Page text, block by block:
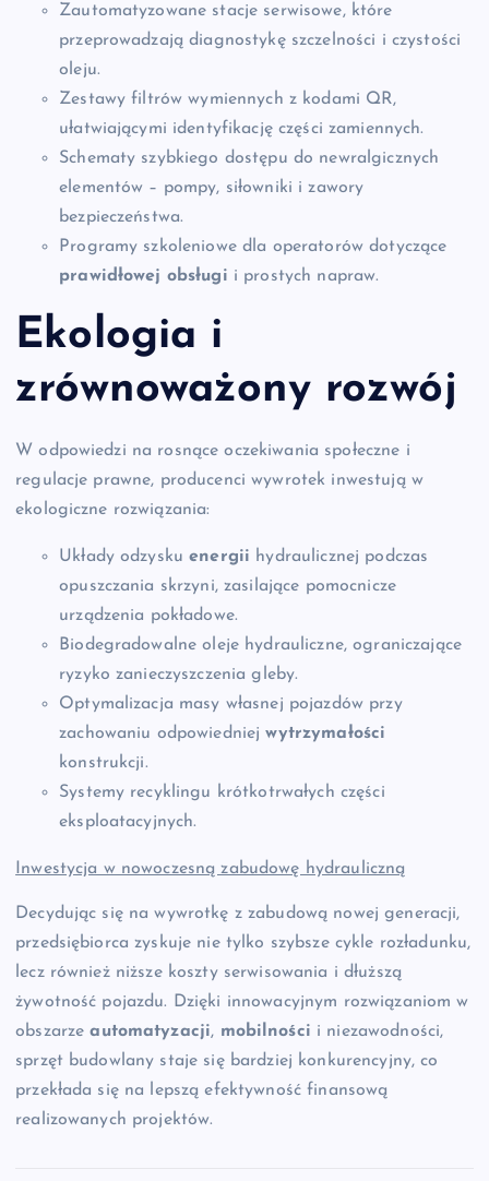
Zautomatyzowane stacje serwisowe, które
przeprowadzają diagnostykę szczelności i czystości
oleju.
Zestawy filtrów wymiennych z kodami QR,
ułatwiającymi identyfikację części zamiennych.
Schematy szybkiego dostępu do newralgicznych
elementów – pompy, siłowniki i zawory
bezpieczeństwa.
Programy szkoleniowe dla operatorów dotyczące
prawidłowej obsługi i prostych napraw.
Ekologia i
zrównoważony rozwój
W odpowiedzi na rosnące oczekiwania społeczne i
regulacje prawne, producenci wywrotek inwestują w
ekologiczne rozwiązania:
Układy odzyskuenergii hydraulicznej podczas
opuszczania skrzyni, zasilające pomocnicze
urządzenia pokładowe.
Biodegradowalne oleje hydrauliczne, ograniczające
ryzyko zanieczyszczenia gleby.
Optymalizacja masy własnej pojazdów przy
zachowaniu odpowiedniejwytrzymałości
konstrukcji.
Systemy recyklingu krótkotrwałych części
eksploatacyjnych.
Inwestycja w nowoczesną zabudowę hydrauliczną
Decydując się na wywrotkę z zabudową nowej generacji,
przedsiębiorca zyskuje nie tylko szybsze cykle rozładunku,
lecz również niższe koszty serwisowania i dłuższą
żywotność pojazdu. Dzięki innowacyjnym rozwiązaniom w
obszarzeautomatyzacji, mobilności i niezawodności,
sprzęt budowlany staje się bardziej konkurencyjny, co
przekłada się na lepszą efektywność finansową
realizowanych projektów.